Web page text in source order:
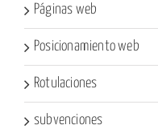
Páginas web
Posicionamiento web
Rotulaciones
subvenciones